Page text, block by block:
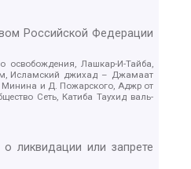
Российской Федерации
Лашкар-И-Тайба,
Исламский джихад – Джамаат
Минина и Д. Пожарского, Аджр от
Сеть, Катиба Таухид валь-
ликвидации или запрете